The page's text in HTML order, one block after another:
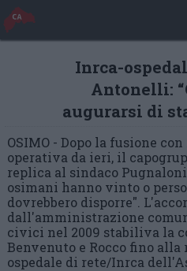
Inrca-
Antonelli:
augurarsi di
OSIMO - Dopo la fusione
operativa da ieri, il
replica al sindaco
osimani hanno vinto o
dovrebbero disporre".
dall'amministrazione
civici nel 2009 stabiliva la
Benvenuto e Rocco fino
ospedale di rete/Inrca